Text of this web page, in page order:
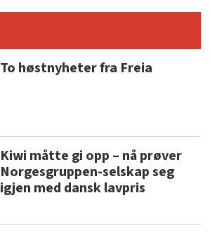
To høstnyheter fra Freia
Kiwi måtte gi opp – nå prøver
Norgesgruppen-selskap seg
igjen med dansk lavpris